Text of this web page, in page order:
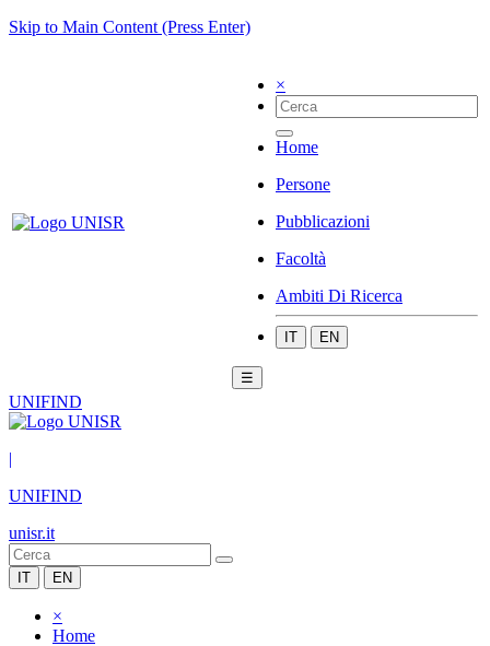
Skip to Main Content (Press Enter)
×
Home
Persone
Pubblicazioni
Facoltà
Ambiti Di Ricerca
IT EN
☰
UNIFIND
|
UNIFIND
unisr.it
IT EN
×
Home